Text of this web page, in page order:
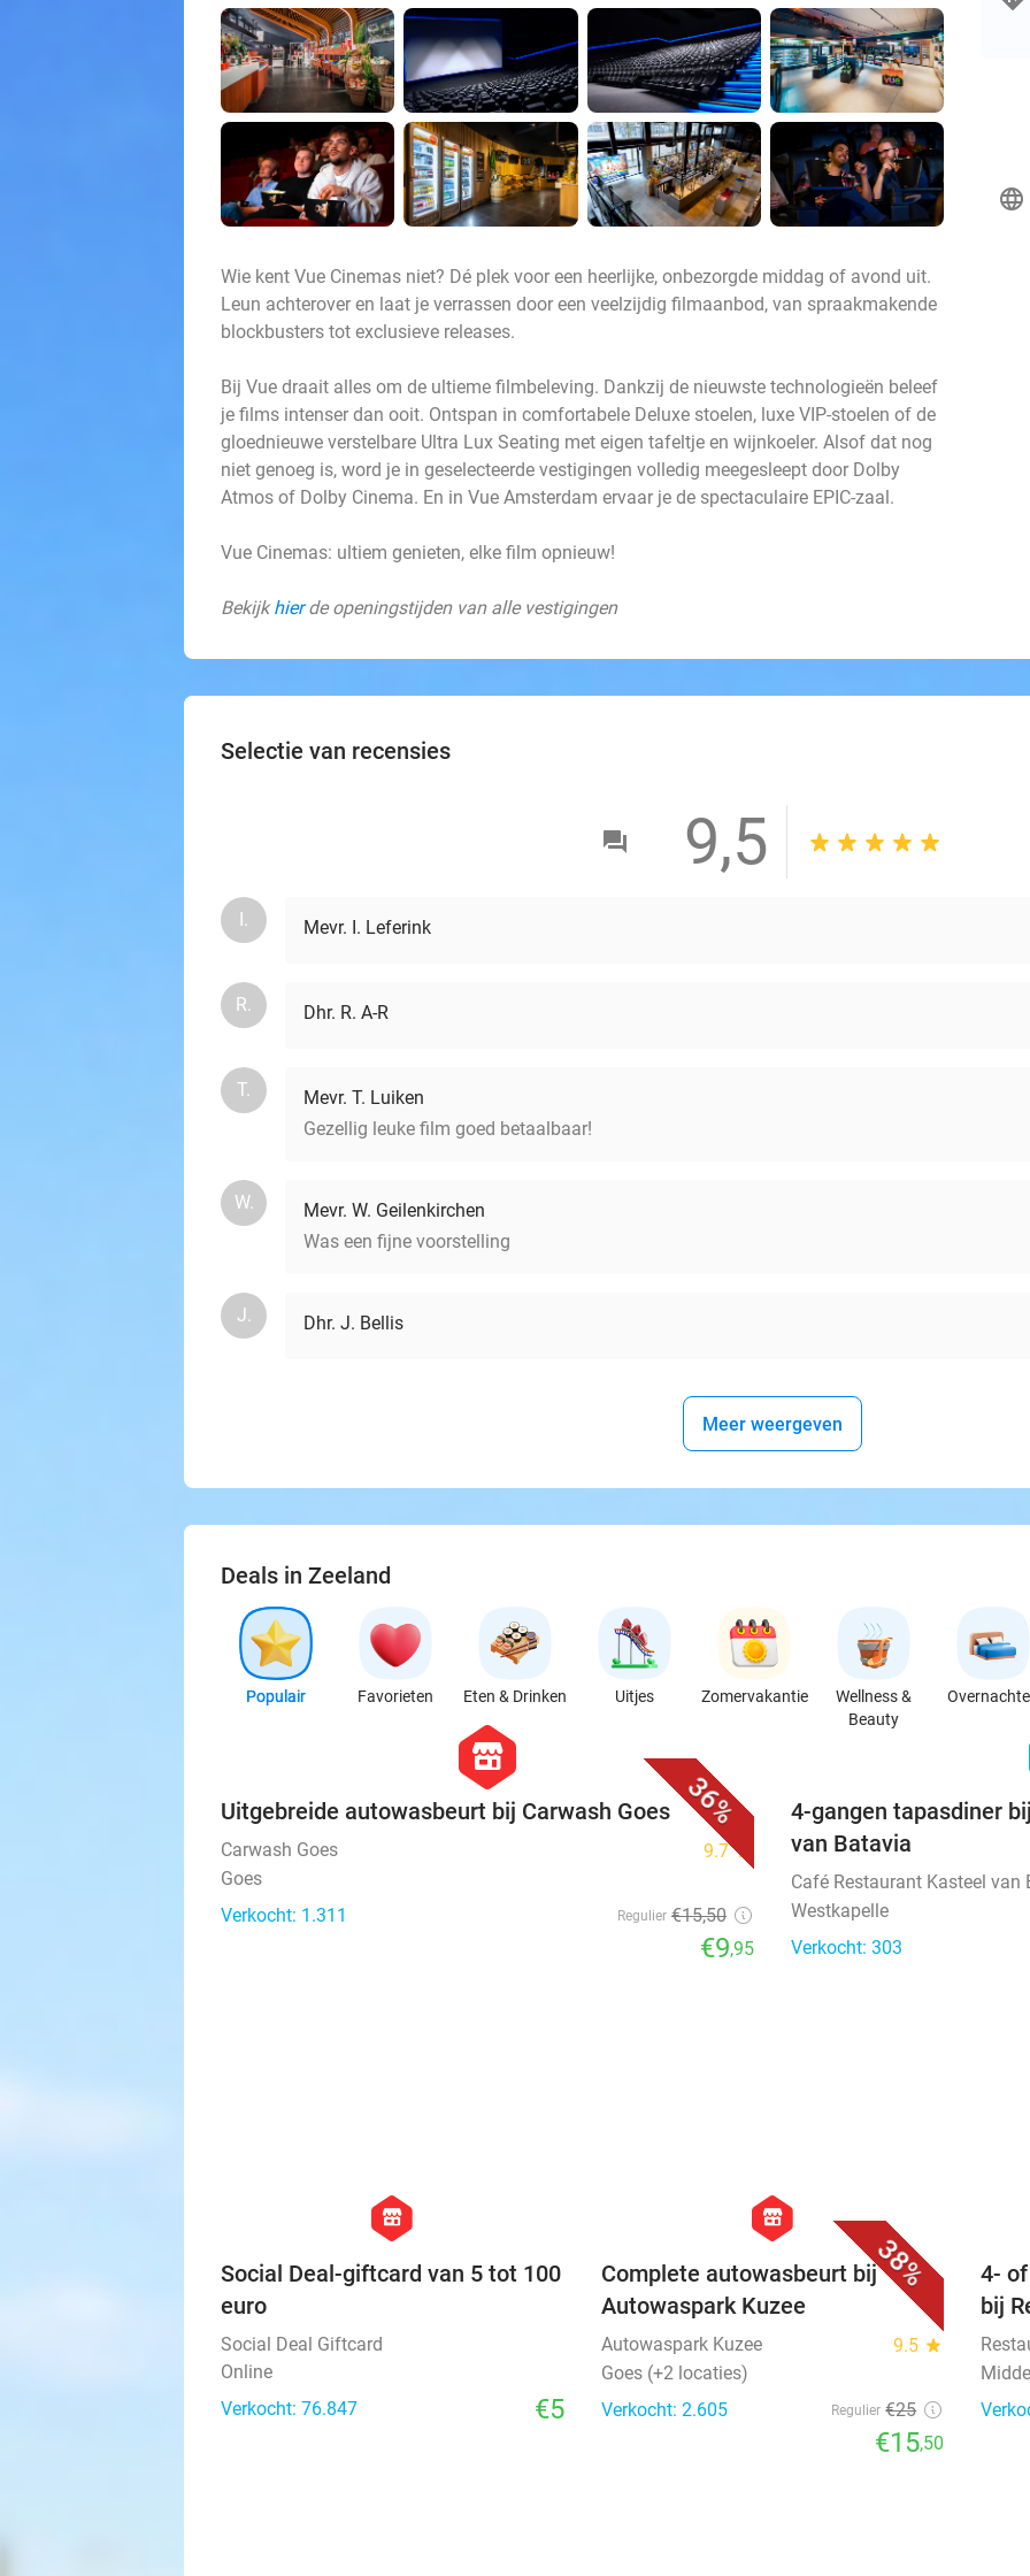
Wie kent Vue Cinemas niet? Dé plek voor een heerlijke, onbezorgde middag of avond uit.
Leun achterover en laat je verrassen door een veelzijdig filmaanbod, van spraakmakende
blockbusters tot exclusieve releases.
Bij Vue draait alles om de ultieme filmbeleving. Dankzij de nieuwste technologieën beleef
je films intenser dan ooit. Ontspan in comfortabele Deluxe stoelen, luxe VIP-stoelen of de
gloednieuwe verstelbare Ultra Lux Seating met eigen tafeltje en wijnkoeler. Alsof dat nog
niet genoeg is, word je in geselecteerde vestigingen volledig meegesleept door Dolby
Atmos of Dolby Cinema. En in Vue Amsterdam ervaar je de spectaculaire EPIC-zaal.
Vue Cinemas: ultiem genieten, elke film opnieuw!
Bekijkhierde openingstijden van alle vestigingen
language
Selectie van recensies
9,5
I. Mevr. I. Leferink
R. Dhr. R. A-R
T.
Mevr. T. Luiken
Gezellig leuke film goed betaalbaar!
W.
Mevr. W. Geilenkirchen
Was een fijne voorstelling
J. Dhr. J. Bellis
Meer weergeven
Deals in Zeeland
Populair Favorieten Eten & Drinken Uitjes Zomervakantie
Wellness &
Beauty
36%
hexagon
store
Uitgebreide autowasbeurt bij Carwash Goes
Carwash Goes 9.7star
Goes
Verkocht: 1.311
Regulier €15,50
€9,95
4-gangen tapasdiner
van Batavia
Café Restaurant Kasteel van
Westkapelle
Verkocht: 303
hexagon
store
Social Deal-giftcard van 5 tot 100
euro
Social Deal Giftcard
Online
Verkocht: 76.847
€5
38%
hexagon
store
Complete autowasbeurt bij
Autowaspark Kuzee
Autowaspark Kuzee 9.5 star
Goes (+2 locaties)
Verkocht: 2.605
Regulier €25
€15,50
4-
bij